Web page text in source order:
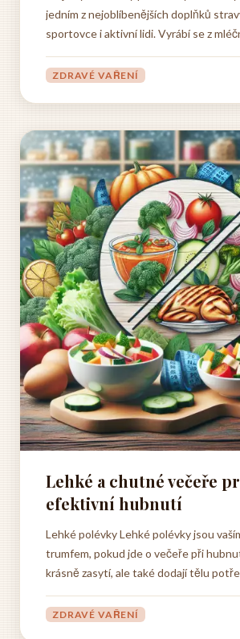
jedním z nejoblíbenějších doplňků
sportovce i aktivní lidi. Vyrábí se z
stavebními kameny pro růst a
ZDRAVÉ VAŘENÍ
Lehké a chutné večeře
efektivní hubnutí
Lehké polévky Lehké polévky jsou
trumfem, pokud jde o večeře při
krásně zasytí, ale také dodají tělu
hebkou dýňovou polévku plnou
ZDRAVÉ VAŘENÍ